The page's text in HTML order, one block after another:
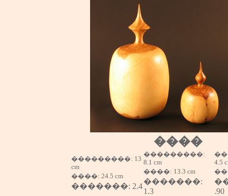
����
���������: 13
cm
����: 24.5 cm
�������: 2.4
���������:
8.1 cm
����: 13.3 cm
�������:
1.3
4.5
.90